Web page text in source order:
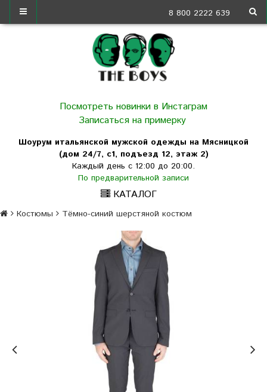
8 800 2222 639
Посмотреть новинки в Инстаграм
Записаться на примерку
Шоурум итальянской мужской одежды на Мясницкой
(дом 24/7, с1, подъезд 12, этаж 2)
Каждый день с 12:00 до 20:00.
По предварительной записи
КАТАЛОГ
Костюмы Тёмно-синий шерстяной костюм